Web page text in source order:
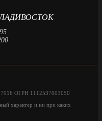
ОГРН 1112537003050
характер и ни при каких